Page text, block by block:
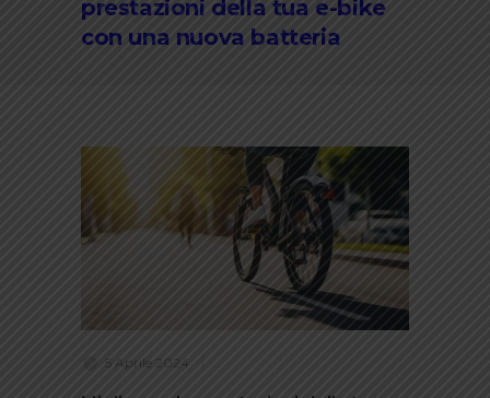
prestazioni della tua e-bike
con una nuova batteria
5 Aprile 2024